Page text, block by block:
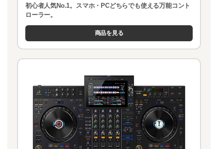
初心者人気No.1。スマホ・PCどちらでも使える万能コント
ローラー。
商品を見る